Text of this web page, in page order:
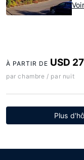
À PARTIR DE USD
par chambre / par nuit
Plus